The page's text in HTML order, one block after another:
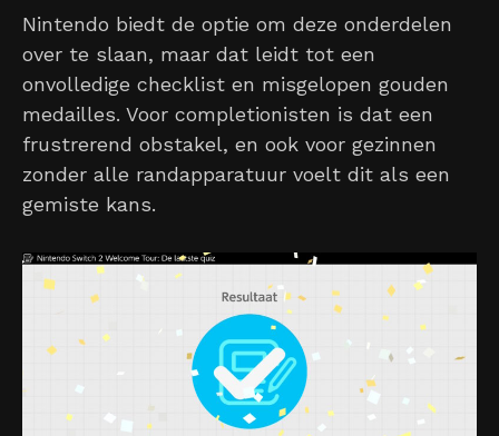
Nintendo biedt de optie om deze onderdelen
over te slaan, maar dat leidt tot een
onvolledige checklist en misgelopen gouden
medailles. Voor completionisten is dat een
frustrerend obstakel, en ook voor gezinnen
zonder alle randapparatuur voelt dit als een
gemiste kans.